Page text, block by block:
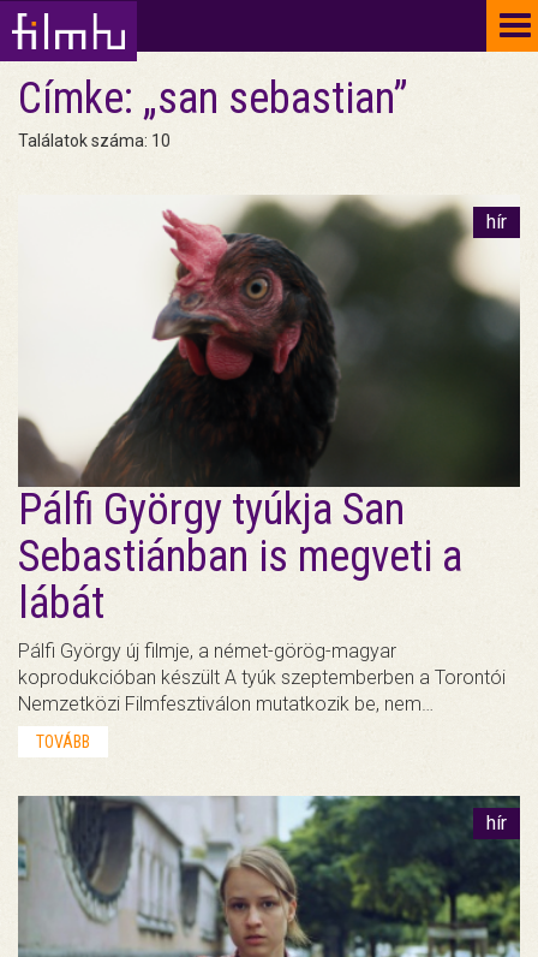
Címke: „san sebastian”
Találatok száma: 10
hír
Pálfi György tyúkja San
Sebastiánban is megveti a
lábát
Pálfi György új filmje, a német-görög-magyar
koprodukcióban készült A tyúk szeptemberben a Torontói
Nemzetközi Filmfesztiválon mutatkozik be, nem…
TOVÁBB
hír